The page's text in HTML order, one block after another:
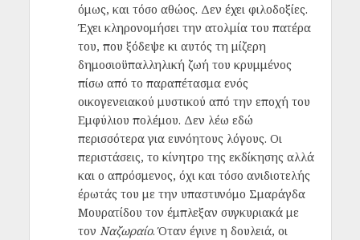
όμως, και τόσο αθώος. Δεν έχει φιλοδοξίες.
Έχει κληρονομήσει την ατολμία του πατέρα
του, που ξόδεψε κι αυτός τη μίζερη
δημοσιοϋπαλληλική ζωή του κρυμμένος
πίσω από το παραπέτασμα ενός
οικογενειακού μυστικού από την εποχή του
Εμφύλιου πολέμου. Δεν λέω εδώ
περισσότερα για ευνόητους λόγους. Οι
περιστάσεις, το κίνητρο της εκδίκησης αλλά
και ο απρόσμενος, όχι και τόσο ανιδιοτελής
έρωτάς του με την υπαστυνόμο Σμαράγδα
Μουρατίδου τον έμπλεξαν συγκυριακά με
τον Ναζωραίο. Όταν έγινε η δουλειά, οι